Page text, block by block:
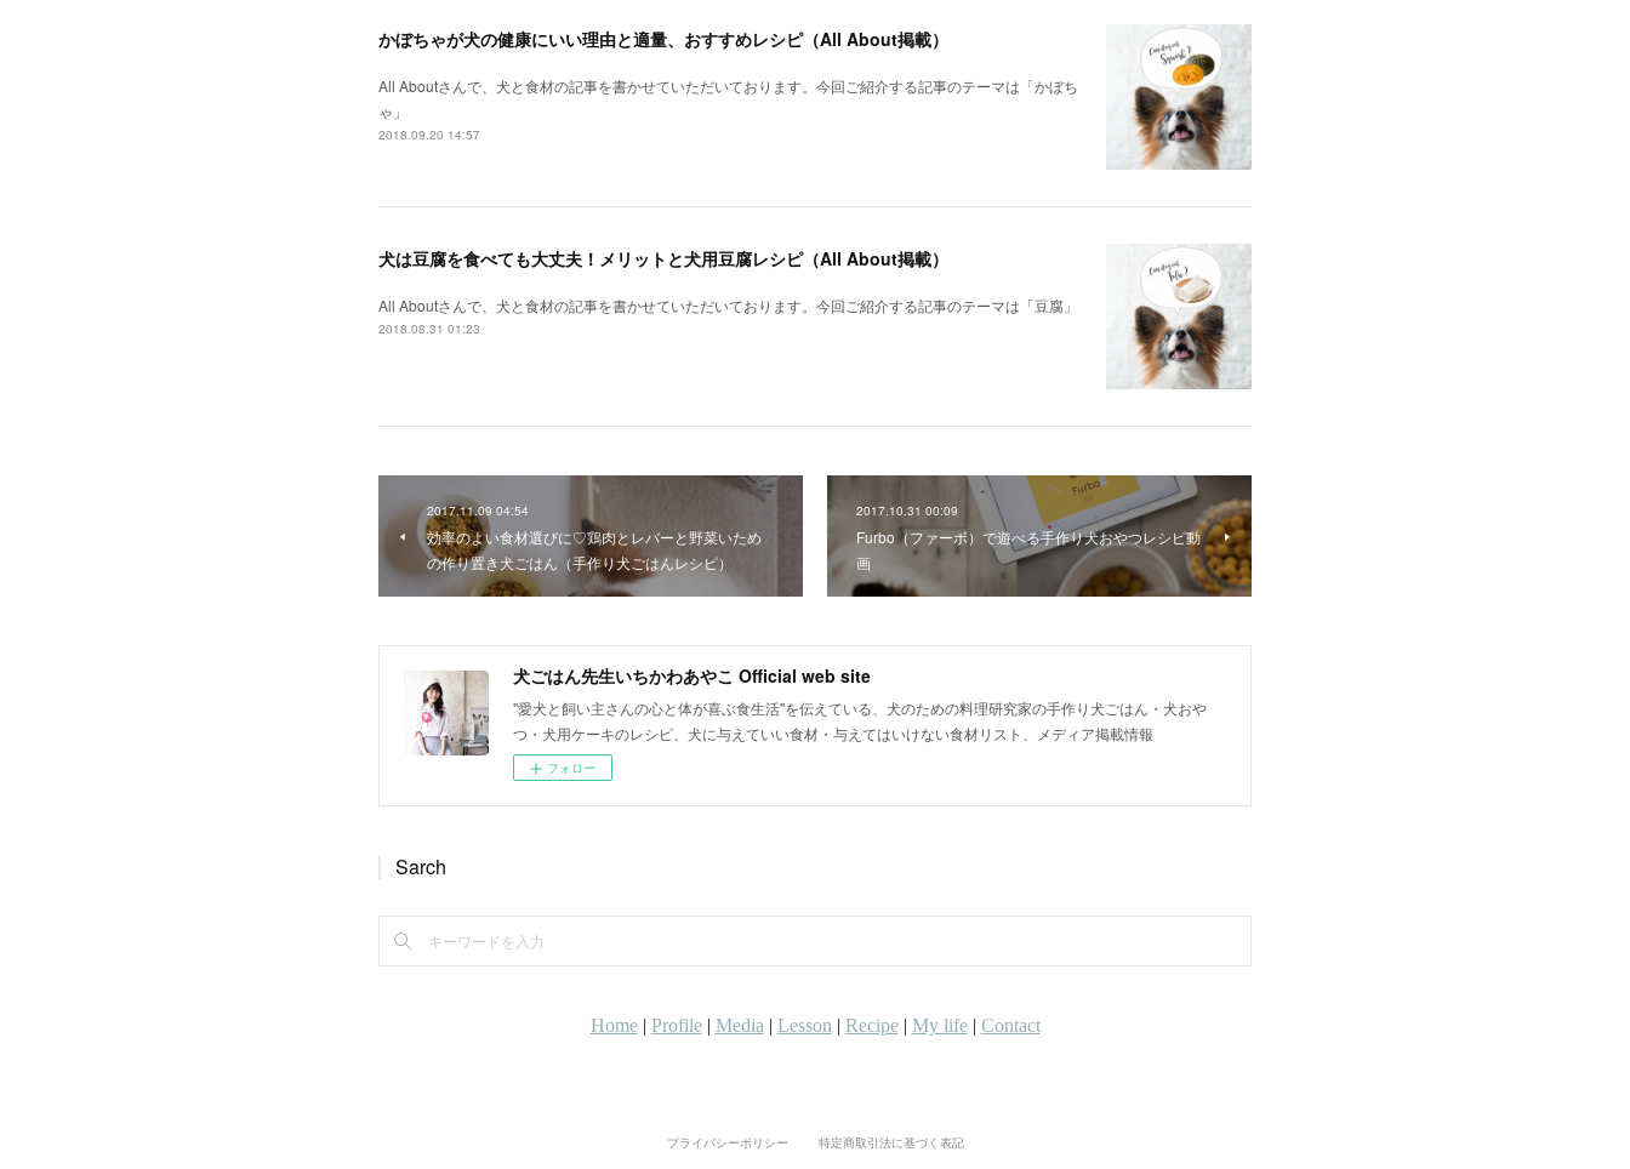
かぼちゃが犬の健康にいい理由と適量、おすすめレシピ（All About掲載）
All Aboutさんで、犬と食材の記事を書かせていただいております。今回ご紹介する記事のテーマは「かぼち
ゃ」
2018.09.20 14:57
犬は豆腐を食べても大丈夫！メリットと犬用豆腐レシピ（All About掲載）
All Aboutさんで、犬と食材の記事を書かせていただいております。今回ご紹介する記事のテーマは「豆腐」
2018.08.31 01:23
2017.11.09 04:54
効率のよい食材選びに♡鶏肉とレバーと野菜いため
の作り置き犬ごはん（手作り犬ごはんレシピ）
2017.10.31 00:09
Furbo（ファーボ）で遊べる手作り犬おやつレシピ動
画
犬ごはん先生いちかわあやこ Official web site
"愛犬と飼い主さんの心と体が喜ぶ食生活"を伝えている、犬のための料理研究家の手作り犬ごはん・犬おや
つ・犬用ケーキのレシピ、犬に与えていい食材・与えてはいけない食材リスト、メディア掲載情報
フォロー
Sarch
プライバシーポリシー 特定商取引法に基づく表記